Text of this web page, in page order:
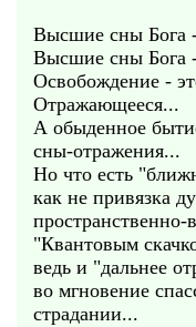
Высшие сны Бога
Высшие сны Бога
Освобождение -
Отражающееся...
А обыденное
сны-отражения...
Но что есть
как не привязка
"Квантовым
ведь и "дальнее
во мгновение
страдании...